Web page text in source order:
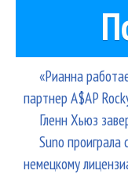
«Рианна
партнер A$AP
Гленн Хьюз
Suno
немецкому